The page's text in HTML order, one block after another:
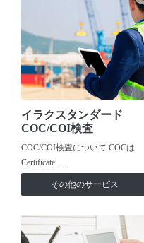
イラクスタンダード
COC/COI検査
COC/COI検査について COCは
Certificate …
その他のサービス